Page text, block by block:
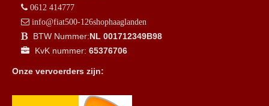
0612 414777
info@fiat500-126shophaaglanden
BTW Nummer:NL 001712349B98
KvK nummer: 65376706
Onze vervoerders zijn: